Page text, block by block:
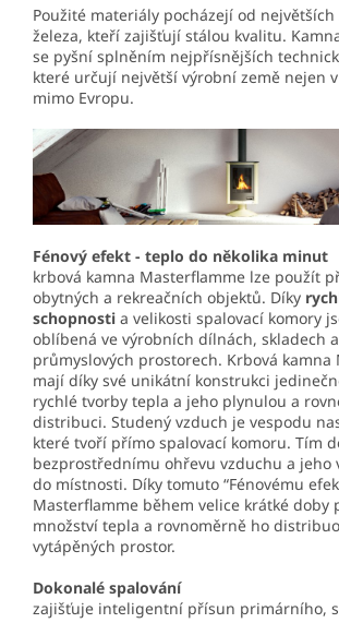
Použité materiály pocházejí od
železa, kteří zajišťují stálou kvalitu.
se pyšní splněním nejpřísnějších
které určují největší výrobní země nejen
mimo Evropu.
Fénový efekt - teplo do několika minut
krbová kamna Masterflamme lze použít
obytných a rekreačních objektů. Díky
schopnosti a velikosti spalovací komory
oblíbená ve výrobních dílnách, skladech
průmyslových prostorech. Krbová kamna
mají díky své unikátní konstrukci
rychlé tvorby tepla a jeho plynulou a
distribuci. Studený vzduch je vespodu
které tvoří přímo spalovací komoru. Tím
bezprostřednímu ohřevu vzduchu a jeho
do místnosti. Díky tomuto “Fénovému
Masterflamme během velice krátké doby
množství tepla a rovnoměrně ho
vytápěných prostor.
Dokonalé spalování
zajišťuje inteligentní přísun primárního,